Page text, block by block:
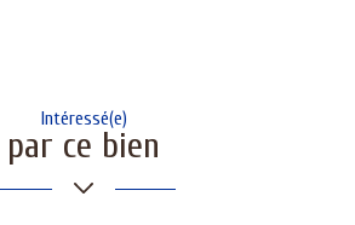
Intéressé(e)
par ce bien